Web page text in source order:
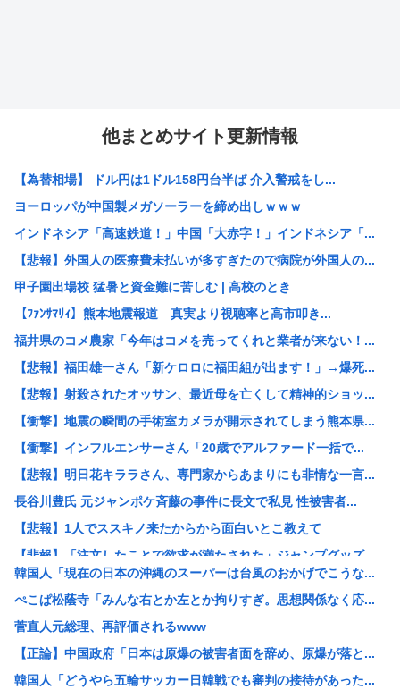
他まとめサイト更新情報
【為替相場】 ドル円は1ドル158円台半ば 介入警戒をし...
ヨーロッパが中国製メガソーラーを締め出しｗｗｗ
インドネシア「高速鉄道！」中国「大赤字！」インドネシア「...
【悲報】外国人の医療費未払いが多すぎたので病院が外国人の...
甲子園出場校 猛暑と資金難に苦しむ | 高校のとき
【ﾌｧﾝｻﾏﾘｨ】熊本地震報道 真実より視聴率と高市叩き...
福井県のコメ農家「今年はコメを売ってくれと業者が来ない！...
【悲報】福田雄一さん「新ケロロに福田組が出ます！」→爆死...
【悲報】射殺されたオッサン、最近母を亡くして精神的ショッ...
【衝撃】地震の瞬間の手術室カメラが開示されてしまう熊本県...
【衝撃】インフルエンサーさん「20歳でアルファード一括で...
【悲報】明日花キララさん、専門家からあまりにも非情な一言...
長谷川豊氏 元ジャンポケ斉藤の事件に長文で私見 性被害者...
【悲報】1人でススキノ来たからから面白いとこ教えて
【悲報】「注文したことで欲求が満たされた」ジャンプグッズ...
【正論】イスラエル政府元高官 「原爆式典にうんざり」
韓国人「現在の日本の沖縄のスーパーは台風のおかげでこうな...
工場夜勤ぼく「大谷翔平応援してるの？お前の人生に1ミリも...
ワイ「個人居酒屋だ！入ったろ」 店長「…いらっしゃぃ(ﾎ...
大日本帝国陸軍「侵攻できたとして、食糧どうすんだよ」大本...
韓国人「現在の日本の沖縄のスーパーは台風のおかげでこうな...
ぺこぱ松蔭寺「みんな右とか左とか拘りすぎ。思想関係なく応...
菅直人元総理、再評価されるwww
【正論】中国政府「日本は原爆の被害者面を辞め、原爆が落と...
韓国人「どうやら五輪サッカー日韓戦でも審判の接待があった...